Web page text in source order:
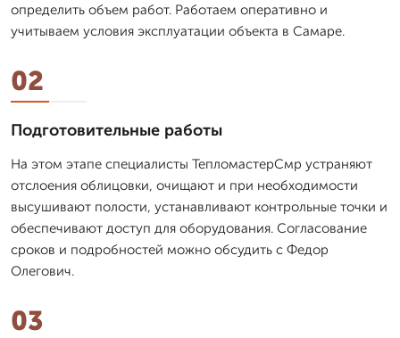
определить объем работ. Работаем оперативно и
учитываем условия эксплуатации объекта в Самаре.
02
Подготовительные работы
На этом этапе специалисты ТепломастерСмр устраняют
отслоения облицовки, очищают и при необходимости
высушивают полости, устанавливают контрольные точки и
обеспечивают доступ для оборудования. Согласование
сроков и подробностей можно обсудить с Федор
Олегович.
03